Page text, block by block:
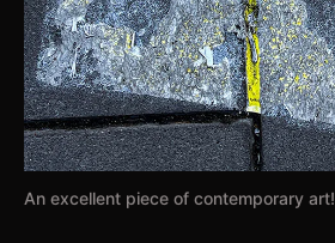
An excellent piece of contemporary art!